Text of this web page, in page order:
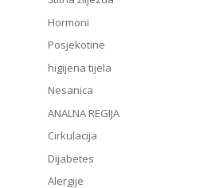
Hormoni
Posjekotine
higijena tijela
Nesanica
ANALNA REGIJA
Cirkulacija
Dijabetes
Alergije